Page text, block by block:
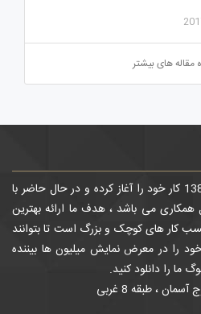
مقاله های بیشتر
تجارت الکترونیک سپنتا از سال 1386 کار خود را آغاز کرده و در حال حاضر با
در حال همکاری می باشد ، هدف ما ارائه بهترین
کار های کوچک و بزرگ است تا بتوانند
را در معرض نمایش میلیون ها بیننده
ما را دانلود کنید.
، طبقه 8 غربی